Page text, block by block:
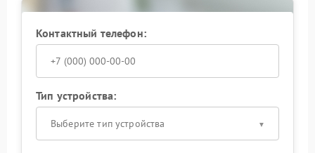
Контактный телефон:
Тип устройства:
Выберите тип устройства